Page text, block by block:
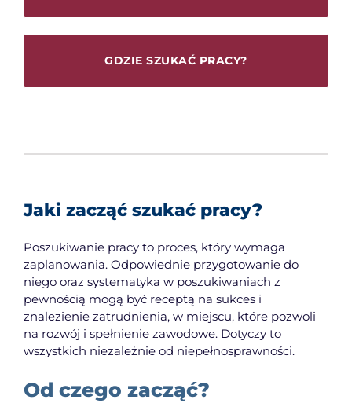
GDZIE SZUKAĆ PRACY?
Jaki zacząć szukać pracy?
Poszukiwanie pracy to proces, który wymaga
zaplanowania. Odpowiednie przygotowanie do
niego oraz systematyka w poszukiwaniach z
pewnością mogą być receptą na sukces i
znalezienie zatrudnienia, w miejscu, które pozwoli
na rozwój i spełnienie zawodowe. Dotyczy to
wszystkich niezależnie od niepełnosprawności.
Od czego zacząć?